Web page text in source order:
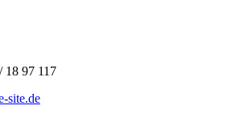
97 117
site.de